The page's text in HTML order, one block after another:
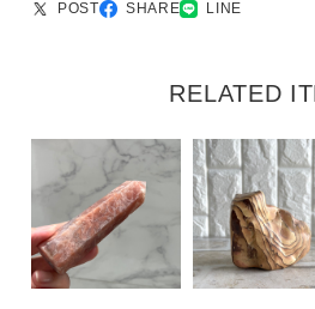
POST SHARE LINE
RELATED